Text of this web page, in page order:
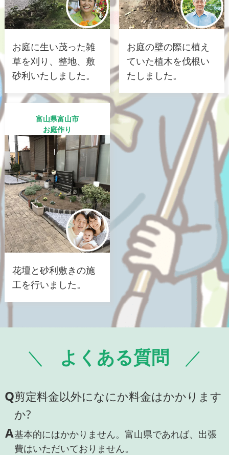
お庭に生い茂った雑
草を刈り、整地、敷
砂利いたしました。
お庭の壁の際に植え
ていた植木を伐根い
たしました。
富山県富山市
お庭作り
花壇と砂利敷きの施
工を行いました。
よくある質問
Q剪定料金以外になにか料金はかかります
か?
A基本的にはかかりません。富山県であれば、出張
費はいただいておりません。